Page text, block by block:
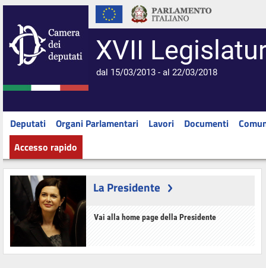
XVII
dal 15/03/2013 - al 22/03/2018
Deputati Organi Parlamentari Lavori Documenti
Accesso rapido
La Presidente
Vai alla home page della Presidente